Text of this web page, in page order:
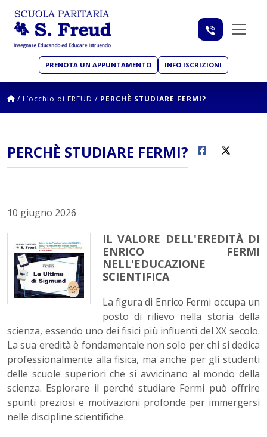
PRENOTA UN APPUNTAMENTO INFO ISCRIZIONI
/ L’occhio di FREUD / PERCHÈ STUDIARE FERMI?
PERCHÈ STUDIARE FERMI?
10 giugno 2026
IL VALORE DELL'EREDITÀ DI
ENRICO FERMI
NELL'EDUCAZIONE
SCIENTIFICA
La figura di Enrico Fermi occupa un
posto di rilievo nella storia della
scienza, essendo uno dei fisici più influenti del XX secolo.
La sua eredità è fondamentale non solo per chi si dedica
professionalmente alla fisica, ma anche per gli studenti
delle scuole superiori che si avvicinano al mondo della
scienza. Esplorare il perché studiare Fermi può offrire
spunti preziosi e motivazioni profonde per immergersi
nelle discipline scientifiche.